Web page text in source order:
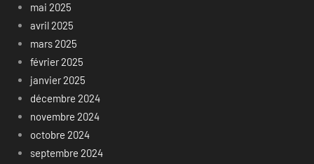
mai 2025
avril 2025
mars 2025
février 2025
janvier 2025
décembre 2024
novembre 2024
octobre 2024
septembre 2024